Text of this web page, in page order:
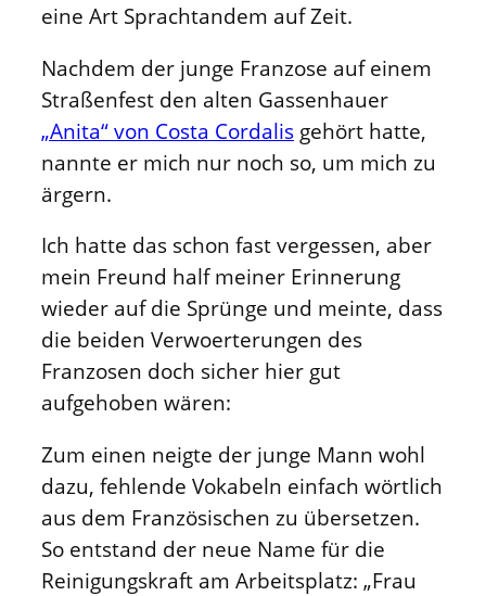
eine Art Sprachtandem auf Zeit.
Nachdem der junge Franzose auf einem
Straßenfest den alten Gassenhauer
„Anita“ von Costa Cordalis gehört hatte,
nannte er mich nur noch so, um mich zu
ärgern.
Ich hatte das schon fast vergessen, aber
mein Freund half meiner Erinnerung
wieder auf die Sprünge und meinte, dass
die beiden Verwoerterungen des
Franzosen doch sicher hier gut
aufgehoben wären:
Zum einen neigte der junge Mann wohl
dazu, fehlende Vokabeln einfach wörtlich
aus dem Französischen zu übersetzen.
So entstand der neue Name für die
Reinigungskraft am Arbeitsplatz: „Frau